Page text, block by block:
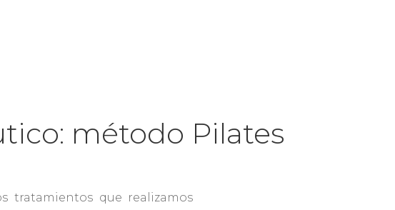
método Pilates
tratamientos que realizamos